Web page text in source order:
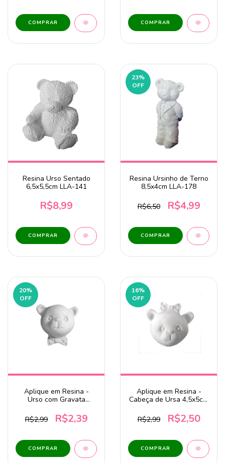
Resina Urso Sentado
6,5x5,5cm LLA-141
R$8,99
23%
OFF
Resina Ursinho de Terno
8,5x4cm LLA-178
R$6,50 R$4,99
20%
OFF
Aplique em Resina -
Urso com Gravata
R$2,99
R$2,39
16%
OFF
Aplique em Resina -
Cabeça de Ursa 4,5x5cm
R$2,99
R$2,50